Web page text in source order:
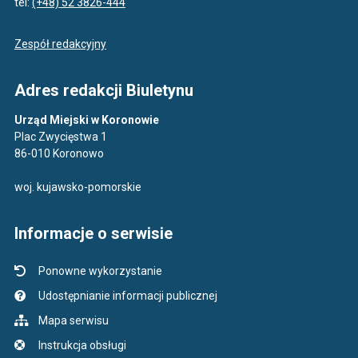
Zespół redakcyjny
Adres redakcji Biuletynu
Urząd Miejski w Koronowie
Plac Zwycięstwa 1
86-010 Koronowo
woj. kujawsko-pomorskie
Informacje o serwisie
Ponowne wykorzystanie
Udostępnianie informacji publicznej
Mapa serwisu
Instrukcja obsługi